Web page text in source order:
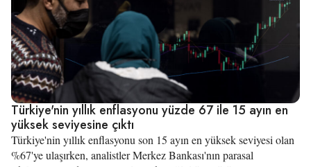
Türkiye'nin yıllık enflasyonu yüzde 67 ile 15 ayın en
yüksek seviyesine çıktı
Türkiye'nin yıllık enflasyonu son 15 ayın en yüksek seviyesi olan
%67'ye ulaşırken, analistler Merkez Bankası'nın parasal